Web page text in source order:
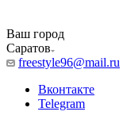
Ваш город
Саратов
freestyle96@mail.ru
Вконтакте
Telegram